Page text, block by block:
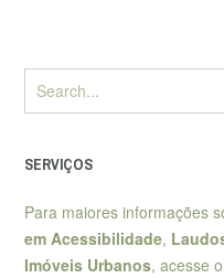
SERVIÇOS
Para maiores informações
em Acessibilidade,
Imóveis Urbanos, acesse